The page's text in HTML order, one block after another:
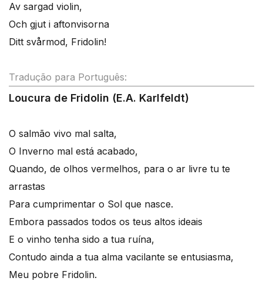
Av sargad violin,
Och gjut i aftonvisorna
Ditt svårmod, Fridolin!
Tradução para Português:
Loucura de Fridolin (E.A. Karlfeldt)
O salmão vivo mal salta,
O Inverno mal está acabado,
Quando, de olhos vermelhos, para o ar livre tu te
arrastas
Para cumprimentar o Sol que nasce.
Embora passados todos os teus altos ideais
E o vinho tenha sido a tua ruína,
Contudo ainda a tua alma vacilante se entusiasma,
Meu pobre Fridolin.